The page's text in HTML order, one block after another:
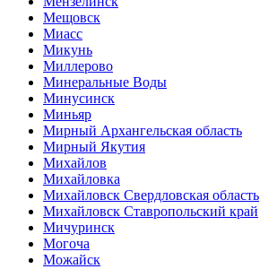
Мещовск
Миасс
Микунь
Миллерово
Минеральные Воды
Минусинск
Миньяр
Мирный Архангельская область
Мирный Якутия
Михайлов
Михайловка
Михайловск Свердловская область
Михайловск Ставропольский край
Мичуринск
Могоча
Можайск